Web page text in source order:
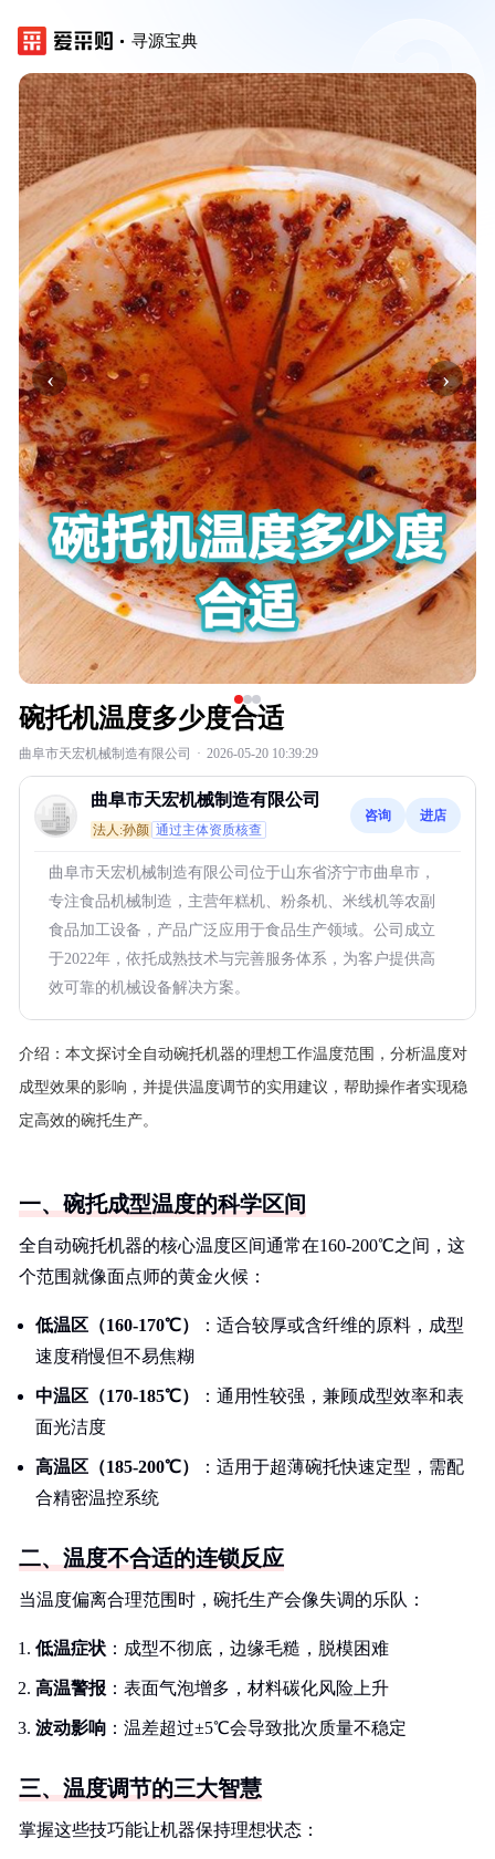
寻源宝典
‹ ›
碗托机温度多少度合适
曲阜市天宏机械制造有限公司 · 2026-05-20 10:39:29
曲阜市天宏机械制造有限公司
法人:孙颜 通过主体资质核查
咨询 进店
曲阜市天宏机械制造有限公司位于山东省济宁市曲阜市，
专注食品机械制造，主营年糕机、粉条机、米线机等农副
食品加工设备，产品广泛应用于食品生产领域。公司成立
于2022年，依托成熟技术与完善服务体系，为客户提供高
效可靠的机械设备解决方案。
介绍： 本文探讨全自动碗托机器的理想工作温度范围，分析温度对
成型效果的影响，并提供温度调节的实用建议，帮助操作者实现稳
定高效的碗托生产。
一、碗托成型温度的科学区间
全自动碗托机器的核心温度区间通常在160-200℃之间，这
个范围就像面点师的黄金火候：
低温区（160-170℃）
：适合较厚或含纤维的原料，成型
速度稍慢但不易焦糊
中温区（170-185℃）
：通用性较强，兼顾成型效率和表
面光洁度
高温区（185-200℃）
：适用于超薄碗托快速定型，需配
合精密温控系统
二、温度不合适的连锁反应
当温度偏离合理范围时，碗托生产会像失调的乐队：
低温症状 ：成型不彻底，边缘毛糙，脱模困难
高温警报 ：表面气泡增多，材料碳化风险上升
波动影响 ：温差超过±5℃会导致批次质量不稳定
三、温度调节的三大智慧
掌握这些技巧能让机器保持理想状态：